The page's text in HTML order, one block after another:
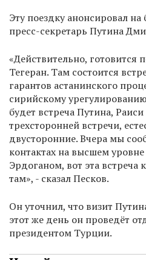
Эту поездку анонсировал
пресс-секретарь Путина
«Действительно, готовится
Тегеран. Там состоится
гарантов астанинского
сирийскому
будет встреча Путина,
трехсторонней встречи,
двусторонние. Вчера мы
контактах на высшем
Эрдоганом, вот эта встреча
там», - сказал Песков.
Он уточнил, что визит
этот же день он проведёт
президентом Турции.